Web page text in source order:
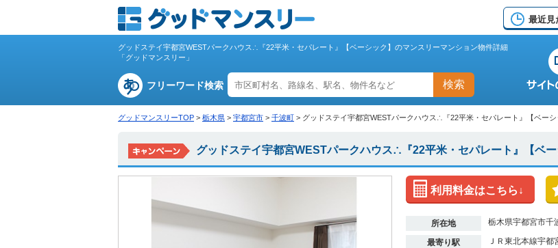
最近見
グッドステイ宇都宮WESTパークハウス∴『22平米・セパレート』【ベーシック】のマンスリーマンション物件詳細
「グッドマンスリー」
フリーワード検索 検索
グッドマンスリーTOP > 栃木県 > 宇都宮市 > 千波町 > グッドステイ宇都宮WESTパークハウス∴『22平米・セパレート』【ベーシ
グッドステイ宇都宮WESTパークハウス∴『22平米・セパレート』【ベ
利用料金はこちら↓
所在地 栃木県宇都宮市千
最寄り駅
ＪＲ東北本線宇都